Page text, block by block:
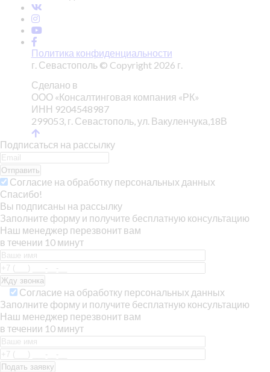
Политика конфиденциальности
г. Севастополь © Copyright 2026 г.
Сделано в
ООО «Консалтинговая компания «РК»
ИНН 9204548987
299053, г. Севастополь, ул. Вакуленчука,18В
Подписаться на рассылку
Отправить
Согласие на обработку персональных данных
Спасибо!
Вы подписаны на рассылку
Заполните форму и получите бесплатную консультацию
Наш менеджер перезвонит вам
в течении 10 минут
Согласие на обработку персональных данных
Заполните форму и получите бесплатную консультацию
Наш менеджер перезвонит вам
в течении 10 минут